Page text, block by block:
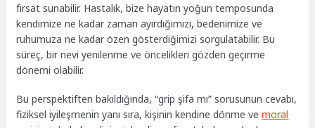
fırsat sunabilir. Hastalık, bize hayatın yoğun temposunda
kendimize ne kadar zaman ayırdığımızı, bedenimize ve
ruhumuza ne kadar özen gösterdiğimizi sorgulatabilir. Bu
süreç, bir nevi yenilenme ve öncelikleri gözden geçirme
dönemi olabilir.
Bu perspektiften bakıldığında, “grip şifa mı” sorusunun cevabı,
fiziksel iyileşmenin yanı sıra, kişinin kendine dönme vemoral